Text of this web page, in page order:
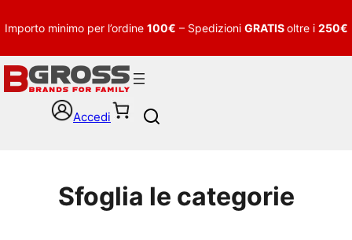
Importo minimo per l’ordine 100€ – Spedizioni GRATISoltre i 250€
Accedi
h
Sfoglia le categorie